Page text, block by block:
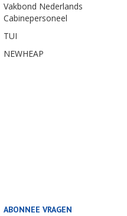
Vakbond Nederlands
Cabinepersoneel
TUI
NEWHEAP
ABONNEE VRAGEN